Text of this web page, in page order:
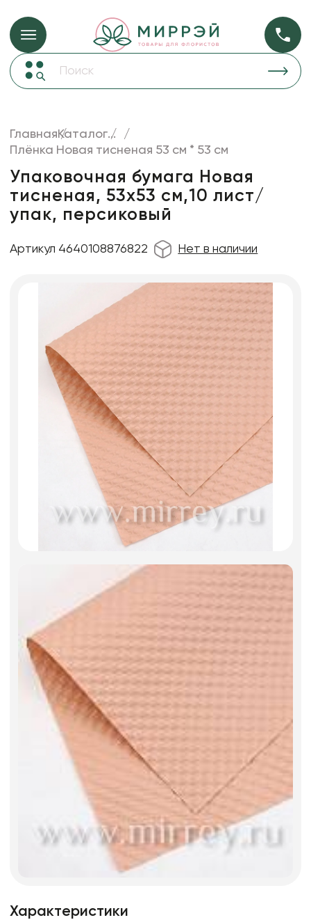
Упаковка для цветов и подарков Упаковка для
прозрачная
Коробки для цветов
Декор для дома
Сухоцветы
Лента
Товары для флористов
Искусственные цветы и растения
Декоративные вазы, кашпо
Фоамиран
Игрушки мягкие
ГлавнаяКаталог...
Плёнка Новая тисненая 53 см * 53 см
Упаковочная бумага Новая
тисненая, 53х53 см,10 лист/
упак, персиковый
Артикул 4640108876822 Нет в наличии
Характеристики